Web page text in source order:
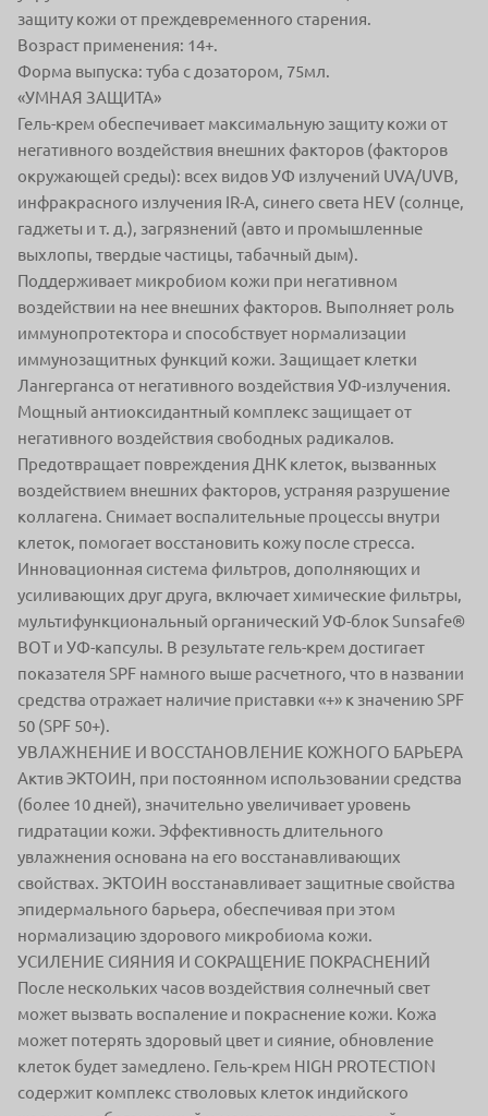
защиту кожи от преждевременного старения.
Возраст применения: 14+.
Форма выпуска: туба с дозатором, 75мл.
«УМНАЯ ЗАЩИТА»
Гель-крем обеспечивает максимальную защиту кожи от
негативного воздействия внешних факторов (факторов
окружающей среды): всех видов УФ излучений UVA/UVB,
инфракрасного излучения IR-A, синего света HEV (солнце,
гаджеты и т. д.), загрязнений (авто и промышленные
выхлопы, твердые частицы, табачный дым).
Поддерживает микробиом кожи при негативном
воздействии на нее внешних факторов. Выполняет роль
иммунопротектора и способствует нормализации
иммунозащитных функций кожи. Защищает клетки
Лангерганса от негативного воздействия УФ-излучения.
Мощный антиоксидантный комплекс защищает от
негативного воздействия свободных радикалов.
Предотвращает повреждения ДНК клеток, вызванных
воздействием внешних факторов, устраняя разрушение
коллагена. Снимает воспалительные процессы внутри
клеток, помогает восстановить кожу после стресса.
Инновационная система фильтров, дополняющих и
усиливающих друг друга, включает химические фильтры,
мультифункциональный органический УФ-блок Sunsafe®
BOT и УФ-капсулы. В результате гель-крем достигает
показателя SPF намного выше расчетного, что в названии
средства отражает наличие приставки «+» к значению SPF
50 (SPF 50+).
УВЛАЖНЕНИЕ И ВОССТАНОВЛЕНИЕ КОЖНОГО БАРЬЕРА
Актив ЭКТОИН, при постоянном использовании средства
(более 10 дней), значительно увеличивает уровень
гидратации кожи. Эффективность длительного
увлажнения основана на его восстанавливающих
свойствах. ЭКТОИН восстанавливает защитные свойства
эпидермального барьера, обеспечивая при этом
нормализацию здорового микробиома кожи.
УСИЛЕНИЕ СИЯНИЯ И СОКРАЩЕНИЕ ПОКРАСНЕНИЙ
После нескольких часов воздействия солнечный свет
может вызвать воспаление и покраснение кожи. Кожа
может потерять здоровый цвет и сияние, обновление
клеток будет замедлено. Гель-крем HIGH PROTECTION
содержит комплекс стволовых клеток индийского